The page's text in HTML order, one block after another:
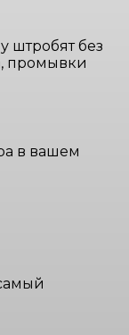
штробят без
промывки
в вашем